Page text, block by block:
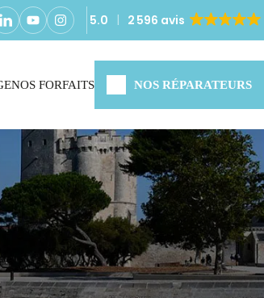
5.0 2 596 avis
NOS FORFAITS NOS RÉPARATEURS